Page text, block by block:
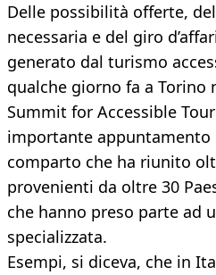
Delle possibilità offerte,
necessaria e del giro
generato dal turismo
qualche giorno fa a Torino
Summit for Accessible
importante appuntamento
comparto che ha riunito
provenienti da oltre 30
che hanno preso parte ad
specializzata.
Esempi, si diceva, che in